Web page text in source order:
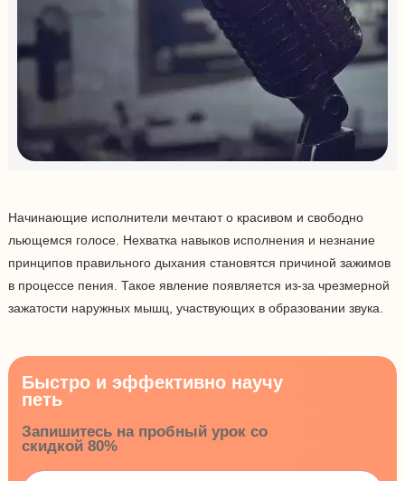
Начинающие исполнители мечтают о красивом и свободно
льющемся голосе. Нехватка навыков исполнения и незнание
принципов правильного дыхания становятся причиной зажимов
в процессе пения. Такое явление появляется из-за чрезмерной
зажатости наружных мышц, участвующих в образовании звука.
Быстро и эффективно научу
петь
Запишитесь на пробный урок со
скидкой 80%